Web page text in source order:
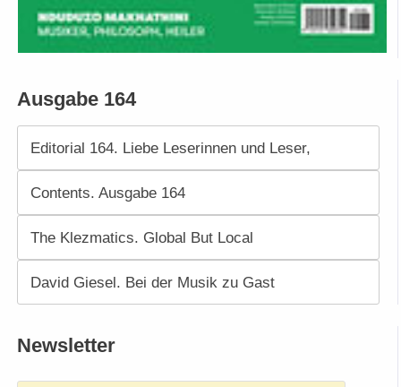
Ausgabe 164
Editorial 164. Liebe Leserinnen und Leser,
Contents. Ausgabe 164
The Klezmatics. Global But Local
David Giesel. Bei der Musik zu Gast
Newsletter